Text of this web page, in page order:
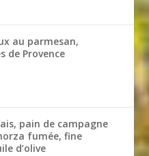
au parmesan,
de Provence
pain de campagne
fumée, fine
d’olive